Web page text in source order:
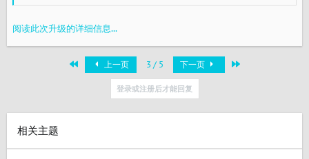
阅读此次升级的详细信息...
首个 上一页 3 / 5 下一页
登录或注册后才能回复
相关主题